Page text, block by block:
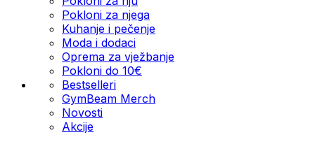
Pokloni za njega
Kuhanje i pečenje
Moda i dodaci
Oprema za vježbanje
Pokloni do 10€
Bestselleri
GymBeam Merch
Novosti
Akcije